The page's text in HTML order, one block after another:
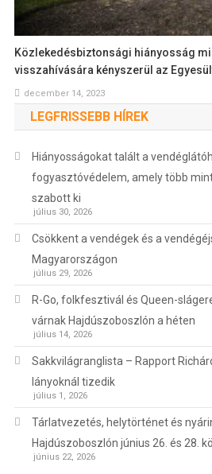
Közlekedésbiztonsági hiányosság
visszahívására kényszerül az
december 14, 2023
LEGFRISSEBB HÍREK
Hiányosságokat talált a
fogyasztóvédelem, amely több
szabott ki
július 30, 2026
Csökkent a vendégek és a
Magyarországon
július 29, 2026
R-Go, folkfesztivál és Queen-
várnak Hajdúszoboszlón a héten
július 14, 2026
Sakkvilágranglista – Rapport
lányoknál tizedik
július 1, 2026
Tárlatvezetés, helytörténet és
Hajdúszoboszlón június 26. és 28.
június 22, 2026